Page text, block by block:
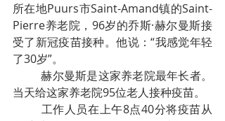
所在地Puurs市Saint-Amand镇的Saint-
Pierre养老院，96岁的乔斯·赫尔曼斯接
受了新冠疫苗接种。他说：“我感觉年轻
了30岁”。
赫尔曼斯是这家养老院最年长者。
当天给这家养老院95位老人接种疫苗。
工作人员在上午8点40分将疫苗从